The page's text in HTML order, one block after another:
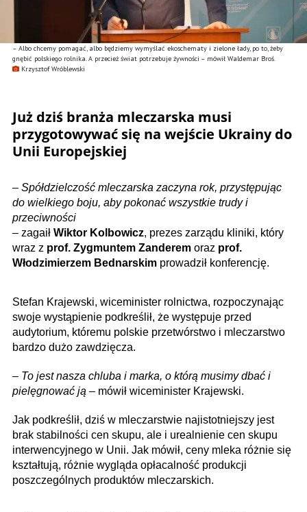
– Albo chcemy pomagać, albo będziemy wymyślać ekoschematy i zielone łady, po to, żeby
gnębić polskiego rolnika. A przecież świat potrzebuje żywności – mówił Waldemar Broś.
Krzysztof Wróblewski
Już dziś branża mleczarska musi
przygotowywać się na wejście Ukrainy do
Unii Europejskiej
– Spółdzielczość mleczarska zaczyna rok, przystępując
do wielkiego boju, aby pokonać wszystkie trudy i
przeciwności
– zagaił Wiktor Kolbowicz, prezes zarządu kliniki, który
wraz z prof. Zygmuntem Zanderem oraz prof.
Włodzimierzem Bednarskim prowadził konferencję.
Stefan Krajewski, wiceminister rolnictwa, rozpoczynając
swoje wystąpienie podkreślił, że występuje przed
audytorium, któremu polskie przetwórstwo i mleczarstwo
bardzo dużo zawdzięcza.
– To jest nasza chluba i marka, o którą musimy dbać i
pielęgnować ją – mówił wiceminister Krajewski.
Jak podkreślił, dziś w mleczarstwie najistotniejszy jest
brak stabilności cen skupu, ale i urealnienie cen skupu
interwencyjnego w Unii. Jak mówił, ceny mleka różnie się
kształtują, różnie wygląda opłacalność produkcji
poszczególnych produktów mleczarskich.